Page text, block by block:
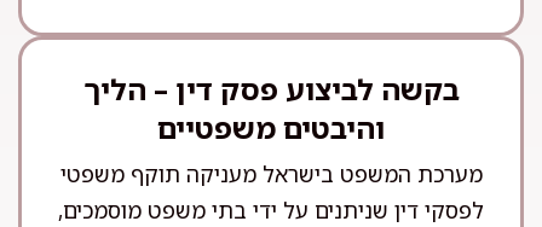
בקשה לביצוע פסק דין – הליך
והיבטים משפטיים
מערכת המשפט בישראל מעניקה תוקף משפטי
לפסקי דין שניתנים על ידי בתי משפט מוסמכים,